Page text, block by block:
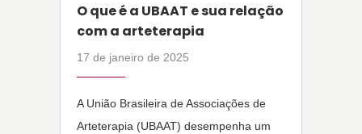
O que é a UBAAT e sua relação
com a arteterapia
17 de janeiro de 2025
A União Brasileira de Associações de
Arteterapia (UBAAT) desempenha um